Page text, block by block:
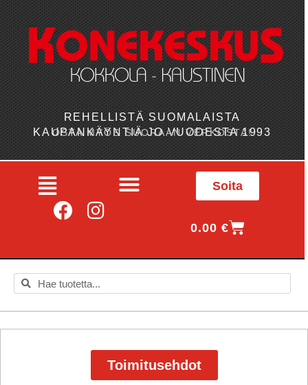
REHELLISTÄ SUOMALAISTA
KAUPANKÄYNTIÄ JO VUODESTA 1993
OSTA MYÖS SUORAAN VERKOSTA!
Soita
0.00€
Toimitusehdot